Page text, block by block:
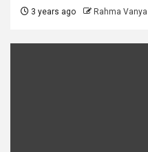
3 years ago Rahma